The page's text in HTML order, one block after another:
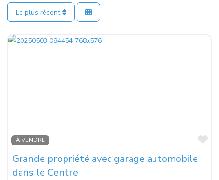
Le plus récent
À VENDRE
Grande propriété avec garage automobile
dans le Centre